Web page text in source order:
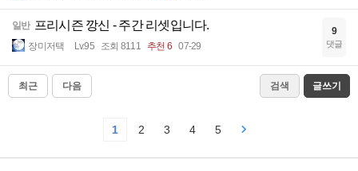
일반 프리시즌 깡신 - 주간 리셋입니다.
장미저택 Lv.95 조회 8111 추천 6 07-29
9
댓글
최근 다음 검색 글쓰기
1 2 3 4 5